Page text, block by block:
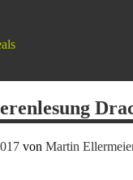
von Martin